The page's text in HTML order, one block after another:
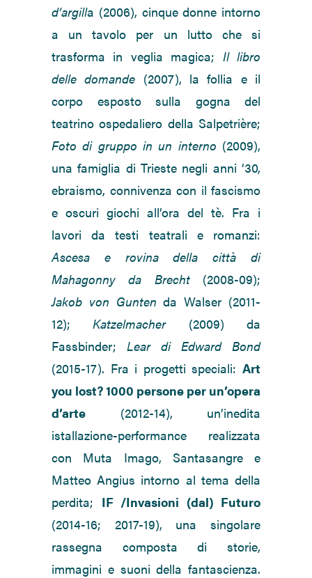
d’argilla (2006), cinque donne intorno
a un tavolo per un lutto che si
trasforma in veglia magica; Il libro
delle domande (2007), la follia e il
corpo esposto sulla gogna del
teatrino ospedaliero della Salpetrière;
Foto di gruppo in un interno (2009),
una famiglia di Trieste negli anni ‘30,
ebraismo, connivenza con il fascismo
e oscuri giochi all’ora del tè. Fra i
lavori da testi teatrali e romanzi:
Ascesa e rovina della città di
Mahagonny da Brecht(2008-09);
Jakob von Gunten da Walser (2011-
12);Katzelmacher (2009) da
Fassbinder; Lear di Edward Bond
(2015-17). Fra i progetti speciali: Art
you lost? 1000 persone per un’opera
d’arte (2012-14), un’inedita
istallazione-performance realizzata
con Muta Imago, Santasangre e
Matteo Angius intorno al tema della
perdita; IF /Invasioni (dal) Futuro
(2014-16; 2017-19), una singolare
rassegna composta di storie,
immagini e suoni della fantascienza.